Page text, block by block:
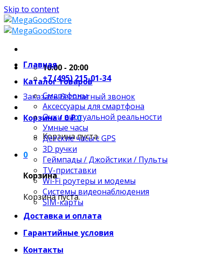
Skip to content
10:00 - 20:00
+7 (495) 215-01-34
Заказать бесплатный звонок
Корзина /0₽0
Корзина пуста.
0
Корзина
Корзина пуста.
Главная
Каталог товаров
Смартфоны
Аксессуары для смартфона
Очки виртуальной реальности
Умные часы
Детские часы с GPS
3D ручки
Геймпады / Джойстики / Пульты
TV-приставки
Wi-Fi роутеры и модемы
Системы видеонаблюдения
SIM-карты
Доставка и оплата
Гарантийные условия
Контакты